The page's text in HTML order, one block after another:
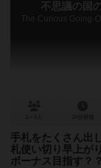
不思議の国
手札をたくさん出
札使い切り早上が
ボーナス目指す？？